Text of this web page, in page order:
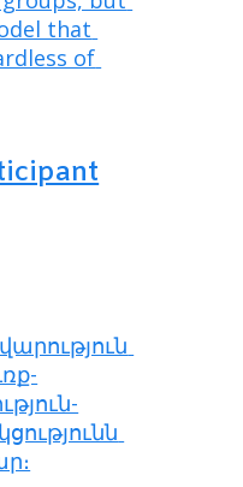
that
of